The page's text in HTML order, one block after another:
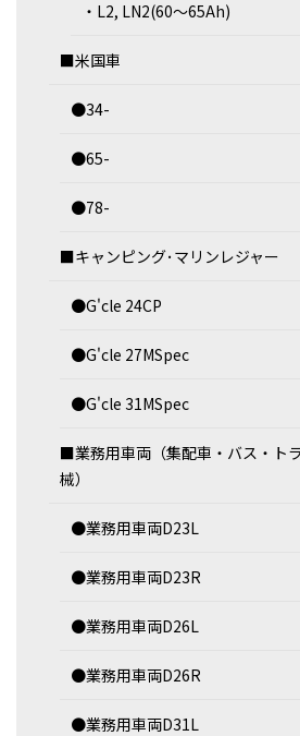
・L2, LN2(60～65Ah)
■米国車
●34-
●65-
●78-
■キャンピング･マリンレジャー
●G'cle 24CP
●G'cle 27MSpec
●G'cle 31MSpec
■業務用車両（集配車・バス・ト
械）
●業務用車両D23L
●業務用車両D23R
●業務用車両D26L
●業務用車両D26R
●業務用車両D31L